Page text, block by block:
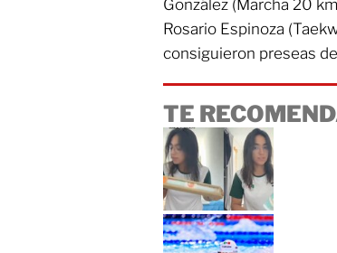
González (Marcha 20
Rosario Espinoza
consiguieron preseas
TE